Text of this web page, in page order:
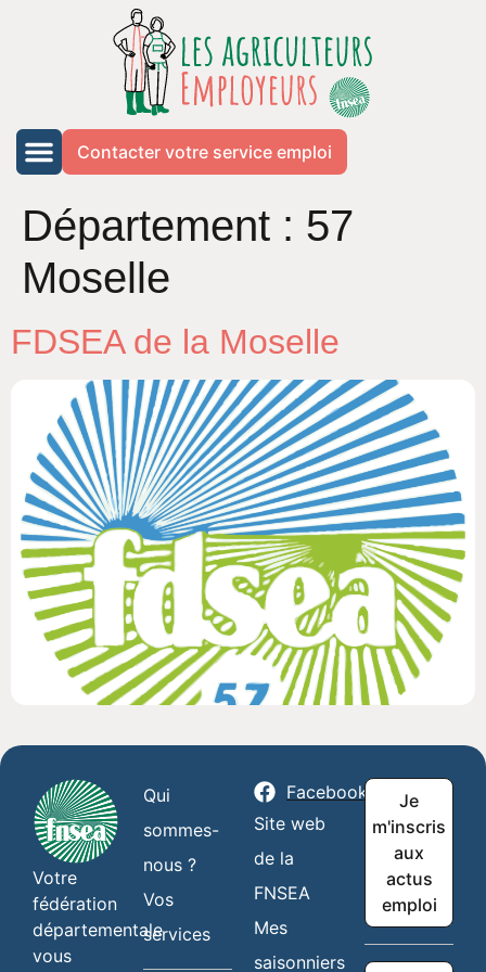
Contacter votre service emploi
Département : 57
Moselle
FDSEA de la Moselle
Votre
fédération
départementale
vous
Qui
sommes-
nous ?
Vos
services
Facebook
Site web
de la
FNSEA
Mes
saisonniers
Je
m'inscris
aux
actus
emploi